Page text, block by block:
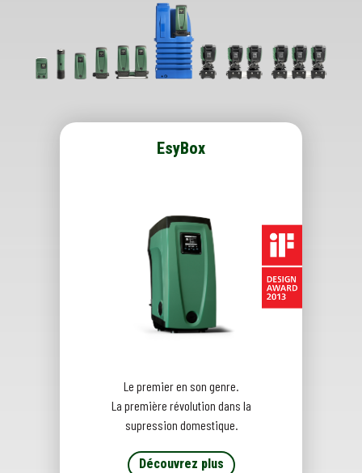
EsyBox
Le premier en son genre.
La première révolution dans la
supression domestique.
Découvrez plus